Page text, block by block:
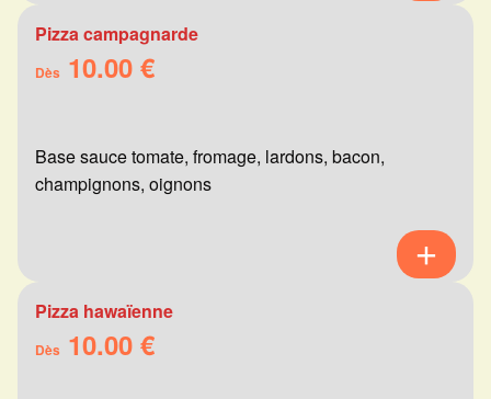
Pizza campagnarde
Dès 10.00 €
Base sauce tomate, fromage, lardons, bacon,
champignons, oignons
Pizza hawaïenne
Dès 10.00 €